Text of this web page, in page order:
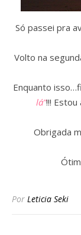
Só passei pra
Volto na
Enquanto
lá”!!!
Obrigada
Por Leticia Seki